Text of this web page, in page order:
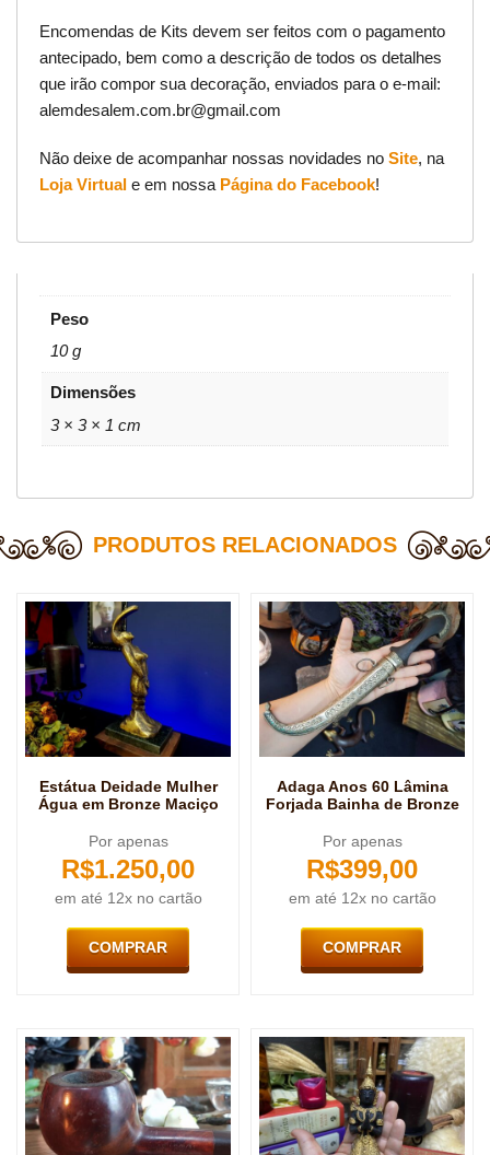
Encomendas de Kits devem ser feitos com o pagamento
antecipado, bem como a descrição de todos os detalhes
que irão compor sua decoração, enviados para o e-mail:
alemdesalem.com.br@gmail.com
Não deixe de acompanhar nossas novidades no Site, na
Loja Virtual e em nossa Página do Facebook!
Peso
10 g
Dimensões
3 × 3 × 1 cm
PRODUTOS RELACIONADOS
Estátua Deidade Mulher
Água em Bronze Maciço
Por apenas
R$1.250,00
em até 12x no cartão
COMPRAR
Adaga Anos 60 Lâmina
Forjada Bainha de Bronze
Por apenas
R$399,00
em até 12x no cartão
COMPRAR